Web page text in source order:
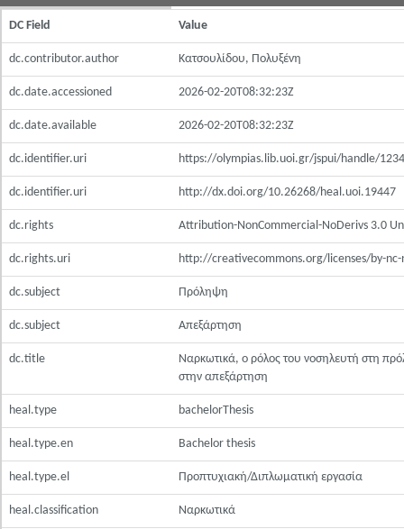
DC Field Value
dc.contributor.author Κατσουλίδου, Πολυξένη
dc.date.accessioned 2026-02-20T08:32:23Z
dc.date.available 2026-02-20T08:32:23Z
dc.identifier.uri https://olympias.lib.uoi.gr/jspui/handle/
dc.identifier.uri http://dx.doi.org/10.26268/heal.uoi.19447
dc.rights Attribution-NonCommercial-NoDerivs 3.0
dc.rights.uri http://creativecommons.org/licenses/by-
dc.subject Πρόληψη
dc.subject Απεξάρτηση
dc.title
Ναρκωτικά, ο ρόλος του νοσηλευτή στη
στην απεξάρτηση
heal.type bachelorThesis
heal.type.en Bachelor thesis
heal.type.el Προπτυχιακή/Διπλωματική εργασία
heal.classification Ναρκωτικά